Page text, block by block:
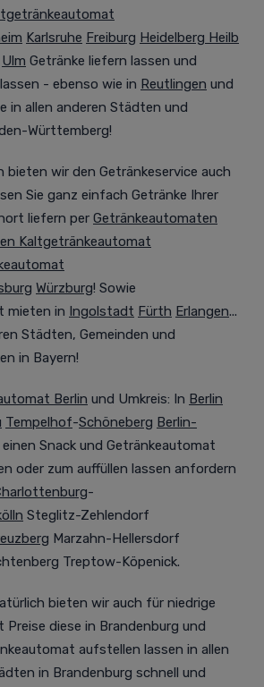
Karlsruhe Freiburg Heidelberg Heilb
Ulm Getränke liefern lassen und
- ebenso wie in Reutlingen und
in allen anderen Städten und
Württemberg!
bieten wir den Getränkeservice auch
Sie ganz einfach Getränke Ihrer
liefern per Getränkeautomaten
Kaltgetränkeautomat
Würzburg! Sowie
mieten in Ingolstadt Fürth Erlangen...
Städten, Gemeinden und
in Bayern!
Berlin und Umkreis: In Berlin
Tempelhof-Schöneberg Berlin-
Snack und Getränkeautomat
oder zum auffüllen lassen anfordern
-
Steglitz-Zehlendorf
Marzahn-Hellersdorf
Treptow-Köpenick.
bieten wir auch für niedrige
Preise diese in Brandenburg und
aufstellen lassen in allen
in Brandenburg schnell und